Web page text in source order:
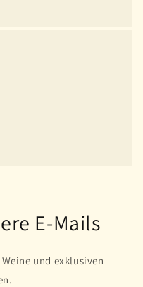
E-Mails
und exklusiven